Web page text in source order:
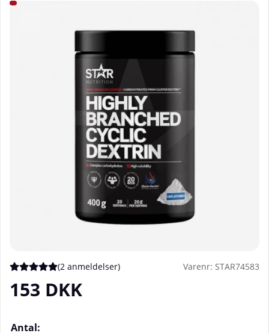
Produktbilleder Star Nutrition Highly Branched Cyclic
Gennemsnitlig vurdering 5 ud af 5 Antal vurderinger 2
(2 anmeldelser) Varenr: STAR74583
153 DKK
Antal: